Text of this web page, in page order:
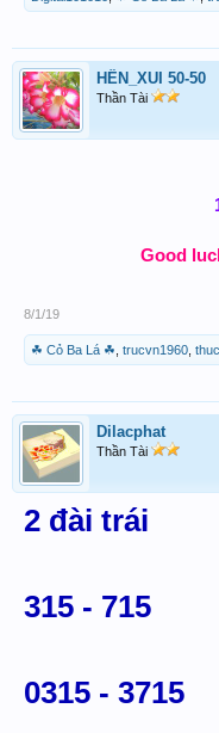
HÊN_XUI 50-50
Thần Tài
Good
8/1/19
☘ Cỏ Ba Lá ☘ trucvn1960
Dilacphat
Thần Tài
2 đài trái
315 - 715
0315 - 3715